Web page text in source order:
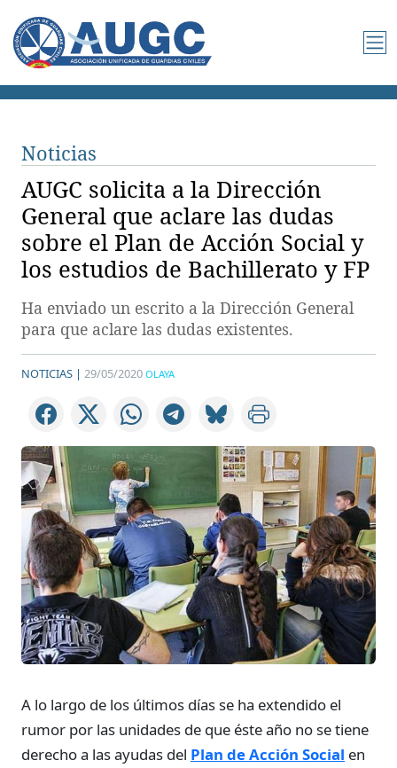
Noticias
AUGC solicita a la Dirección
General que aclare las dudas
sobre el Plan de Acción Social y
los estudios de Bachillerato y FP
Ha enviado un escrito a la Dirección General
para que aclare las dudas existentes.
NOTICIAS | 29/05/2020 OLAYA
A lo largo de los últimos días se ha extendido el
rumor por las unidades de que éste año no se tiene
derecho a las ayudas del Plan de Acción Social en